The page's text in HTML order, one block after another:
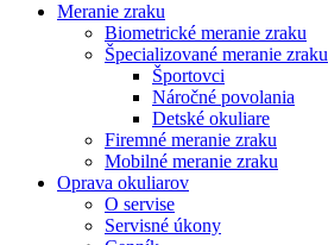
Meranie zraku
Biometrické meranie zraku
Špecializované meranie zraku
Športovci
Náročné povolania
Detské okuliare
Firemné meranie zraku
Mobilné meranie zraku
Oprava okuliarov
O servise
Servisné úkony